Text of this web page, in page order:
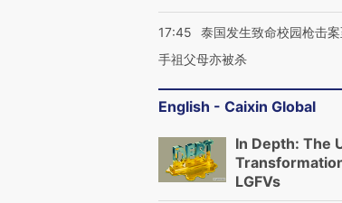
17:45
泰国发生致命校园枪击
手祖父母亦被杀
English - Caixin Global
In Depth: The
LGFVs